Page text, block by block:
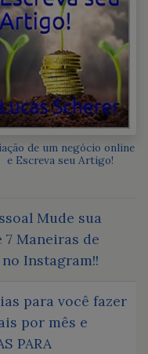
de um negócio online
e Escreva seu Artigo!
Mude sua
Maneiras de
Instagram!!
para você fazer
por mês e
PARA